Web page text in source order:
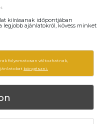
kiírásanak időpontjában
legjobb ajánlatokról, kövess minket
folyamatosan változhatnak,
böngészni.